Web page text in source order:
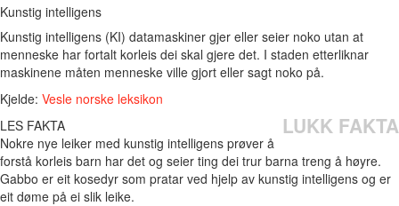
Kunstig intelligens
Kunstig intelligens (KI) datamaskiner gjer eller seier noko utan at
menneske har fortalt korleis dei skal gjere det. I staden etterliknar
maskinene måten menneske ville gjort eller sagt noko på.
Kjelde: Vesle norske leksikon
LES FAKTA
LUKK FAKTA
Nokre nye leiker med kunstig intelligens prøver å
forstå korleis barn har det og seier ting dei trur barna treng å høyre.
Gabbo er eit kosedyr som pratar ved hjelp av kunstig intelligens og er
eit døme på ei slik leike.